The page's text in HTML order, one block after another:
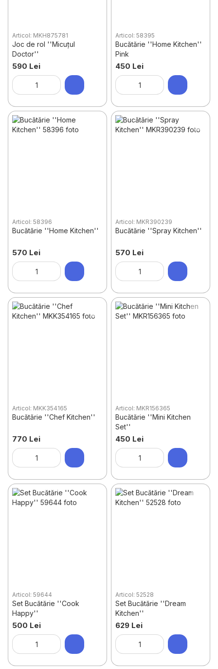
Articol: MKH875781
Joc de rol ''Micuțul
Doctor''
590 Lei
Articol: 58395
Bucătărie ''Home Kitchen''
Pink
450 Lei
Articol: 58396
Bucătărie ''Home Kitchen''
570 Lei
Articol: MKR390239
Bucătărie ''Spray Kitchen''
570 Lei
Articol: MKK354165
Bucătărie ''Chef Kitchen''
770 Lei
Articol: MKR156365
Bucătărie ''Mini Kitchen
Set''
450 Lei
Articol: 59644
Set Bucătărie ''Cook
Happy''
500 Lei
Articol: 52528
Set Bucătărie ''Dream
Kitchen''
629 Lei